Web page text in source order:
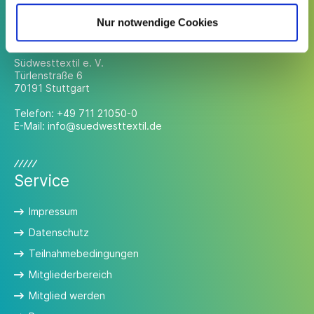
Nur notwendige Cookies
Südwesttextil e. V.
Türlenstraße 6
70191 Stuttgart
Telefon: +49 711 21050-0
E-Mail: info@suedwesttextil.de
Service
Impressum
Datenschutz
Teilnahmebedingungen
Mitgliederbereich
Mitglied werden